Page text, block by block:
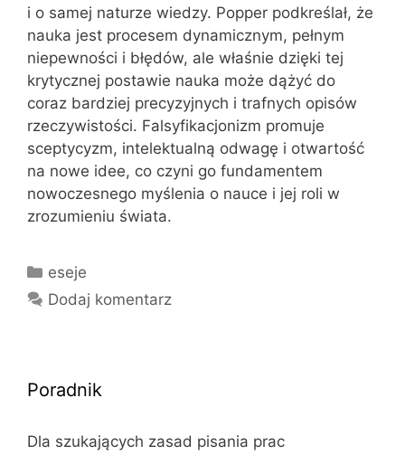
i o samej naturze wiedzy. Popper podkreślał, że
nauka jest procesem dynamicznym, pełnym
niepewności i błędów, ale właśnie dzięki tej
krytycznej postawie nauka może dążyć do
coraz bardziej precyzyjnych i trafnych opisów
rzeczywistości. Falsyfikacjonizm promuje
sceptycyzm, intelektualną odwagę i otwartość
na nowe idee, co czyni go fundamentem
nowoczesnego myślenia o nauce i jej roli w
zrozumieniu świata.
Kategorie
eseje
Dodaj komentarz
Poradnik
Dla szukających zasad pisania prac